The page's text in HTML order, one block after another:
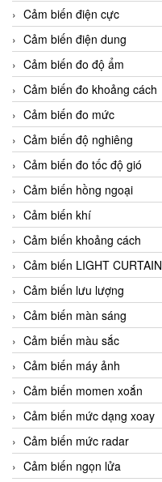
Cảm biến điện cực
Cảm biến điện dung
Cảm biến đo độ ẩm
Cảm biến đo khoảng cách
Cảm biến đo mức
Cảm biến độ nghiêng
Cảm biến đo tốc độ gió
Cảm biến hồng ngoại
Cảm biến khí
Cảm biến khoảng cách
Cảm biến LIGHT CURTAIN
Cảm biến lưu lượng
Cảm biến màn sáng
Cảm biến màu sắc
Cảm biến máy ảnh
Cảm biến momen xoắn
Cảm biến mức dạng xoay
Cảm biến mức radar
Cảm biến ngọn lửa